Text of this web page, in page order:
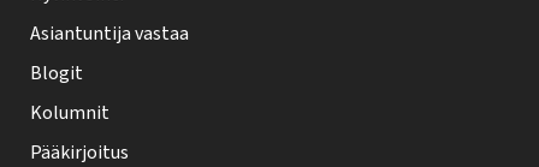
t
i
f
o
Asiantuntija vastaa
Blogit
Kolumnit
Pääkirjoitus